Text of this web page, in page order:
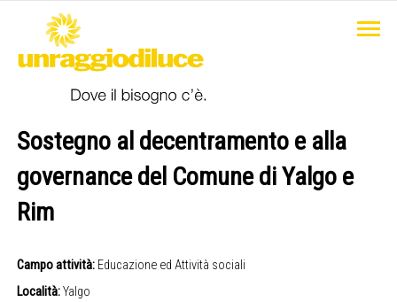
Sostegno al decentramento e alla
governance del Comune di Yalgo e
Rim
Campo attività: Educazione ed Attività sociali
Località:Yalgo